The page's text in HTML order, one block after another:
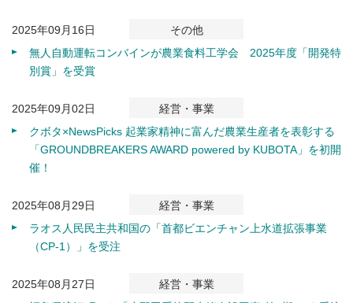
2025年09月16日
その他
無人自動運転コンバインが農業食料工学会 2025年度「開発特
別賞」を受賞
2025年09月02日
経営・事業
クボタ×NewsPicks 起業家精神に富んだ農業生産者を表彰する
「GROUNDBREAKERS AWARD powered by KUBOTA」を初開
催！
2025年08月29日
経営・事業
ラオス人民民主共和国の「首都ビエンチャン上水道拡張事業
（CP-1）」を受注
2025年08月27日
経営・事業